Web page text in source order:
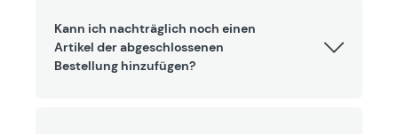
Kann ich nachträglich noch einen
Artikel der abgeschlossenen
Bestellung hinzufügen?